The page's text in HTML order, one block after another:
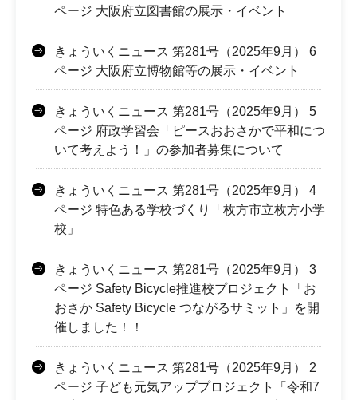
ページ 大阪府立図書館の展示・イベント
きょういくニュース 第281号（2025年9月） 6
ページ 大阪府立博物館等の展示・イベント
きょういくニュース 第281号（2025年9月） 5
ページ 府政学習会「ピースおおさかで平和につ
いて考えよう！」の参加者募集について
きょういくニュース 第281号（2025年9月） 4
ページ 特色ある学校づくり「枚方市立枚方小学
校」
きょういくニュース 第281号（2025年9月） 3
ページ Safety Bicycle推進校プロジェクト「お
おさか Safety Bicycle つながるサミット」を開
催しました！！
きょういくニュース 第281号（2025年9月） 2
ページ 子ども元気アッププロジェクト「令和7